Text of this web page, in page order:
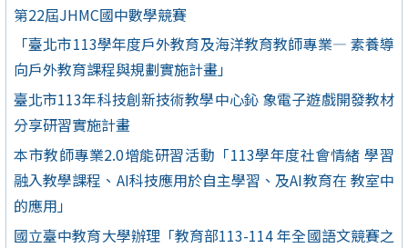
第22屆JHMC國中數學競賽
「臺北市113學年度戶外教育及海洋教育教師專業— 素養導
向戶外教育課程與規劃實施計畫」
臺北市113年科技創新技術教學中心鈊 象電子遊戲開發教材
分享研習實施計畫
本市教師專業2.0增能研習活動「113學年度社會情緒 學習
融入教學課程、AI科技應用於自主學習、及AI教育在 教室中
的應用」
國立臺中教育大學辦理「教育部113-114 年全國語文競賽之